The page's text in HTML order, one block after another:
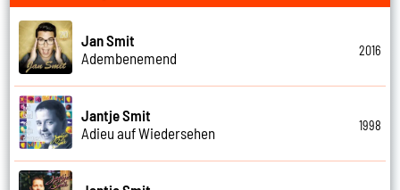
Jan Smit
Adembenemend
2016
Jantje Smit
Adieu auf Wiedersehen
1998